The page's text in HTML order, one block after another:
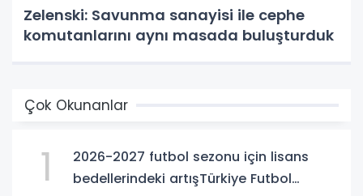
Zelenski: Savunma sanayisi ile cephe
komutanlarını aynı masada buluşturduk
Çok Okunanlar
1
2026-2027 futbol sezonu için lisans
bedellerindeki artışTürkiye Futbol